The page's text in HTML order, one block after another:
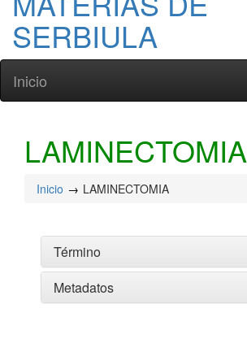
SERBIULA
Inicio
LAMINECTOMIA
Inicio LAMINECTOMIA
Término
Metadatos